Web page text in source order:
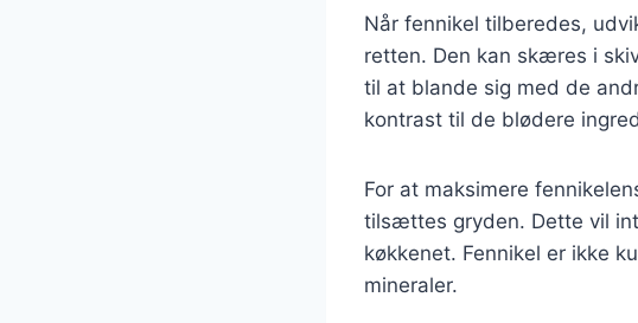
Når fennikel tilberedes,
retten. Den kan skæres i
til at blande sig med de
kontrast til de blødere
For at maksimere
tilsættes gryden. Dette vil
køkkenet. Fennikel er ikke
mineraler.